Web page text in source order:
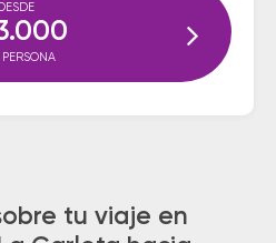
DESDE
PERSONA
tu viaje en